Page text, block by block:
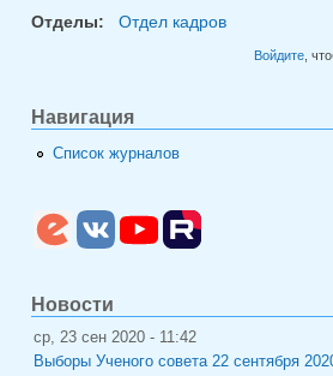
Отделы:
Отдел кадров
Войдите,
Навигация
Список журналов
Новости
ср, 23 сен 2020 - 11:42
Выборы Ученого совета 22 сентября